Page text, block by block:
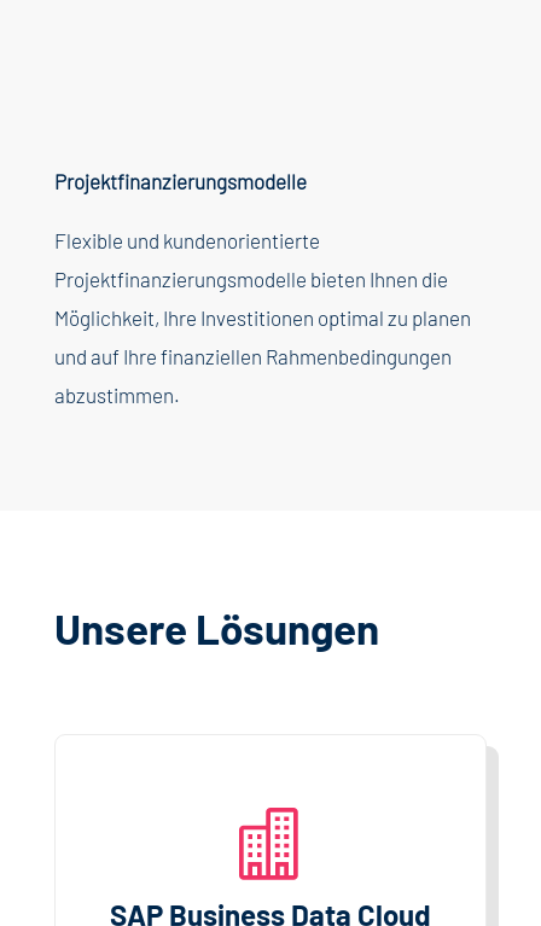
Projektfinanzierungsmodelle
Flexible und kundenorientierte
Projektfinanzierungsmodelle bieten Ihnen die
Möglichkeit, Ihre Investitionen optimal zu planen
und auf Ihre finanziellen Rahmenbedingungen
abzustimmen.
Unsere Lösungen

SAP Business Data Cloud